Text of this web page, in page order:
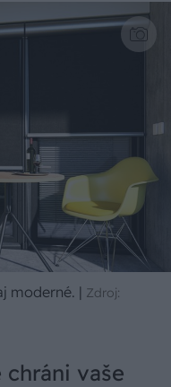
moderné. | Zdroj:
chráni vaše